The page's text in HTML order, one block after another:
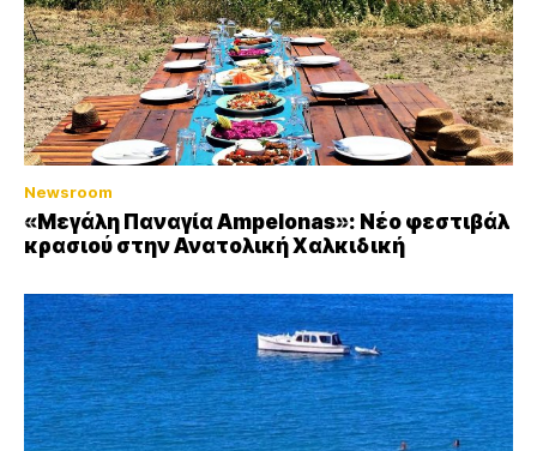
Newsroom
«Μεγάλη Παναγία Ampelonas»: Νέο φεστιβάλ
κρασιού στην Ανατολική Χαλκιδική